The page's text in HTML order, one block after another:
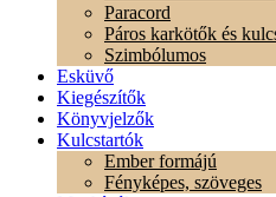
Paracord
Páros karkötők és
Szimbólumos
Esküvő
Kiegészítők
Könyvjelzők
Kulcstartók
Ember formájú
Fényképes, szöveges